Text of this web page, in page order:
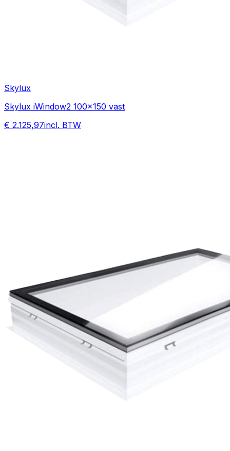
Skylux
Skylux iWindow2 100x150 vast
€ 2.125,97incl. BTW